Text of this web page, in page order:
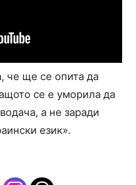
че ще се опита да
се е уморила да
а не заради
език».